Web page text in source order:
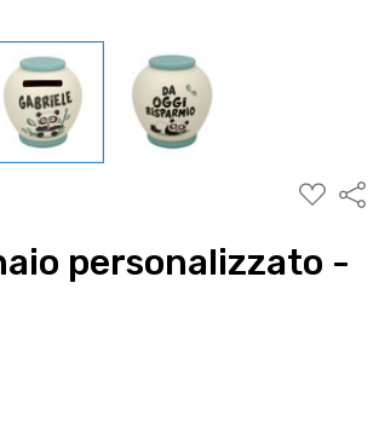
ALLA
personalizzato -